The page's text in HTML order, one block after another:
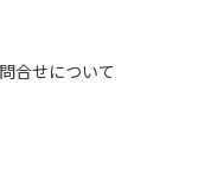
合せについて